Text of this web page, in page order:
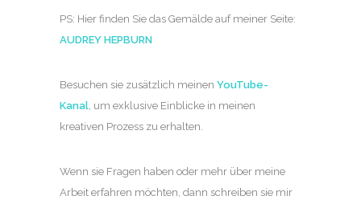
PS: Hier finden Sie das Gemälde auf meiner Seite:
AUDREY HEPBURN
Besuchen sie zusätzlich meinen YouTube-
Kanal, um exklusive Einblicke in meinen
kreativen Prozess zu erhalten.
Wenn sie Fragen haben oder mehr über meine
Arbeit erfahren möchten, dann schreiben sie mir